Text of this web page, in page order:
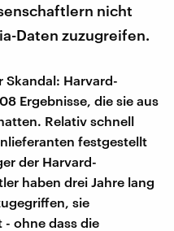
nicht
Daten zuzugreifen.
Skandal: Harvard-
Ergebnisse, die sie aus
Relativ schnell
festgestellt
der Harvard-
haben drei Jahre lang
sie
ohne dass die